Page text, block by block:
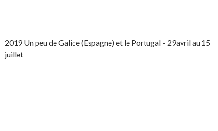
2019 Un peu de Galice (Espagne) et le Portugal – 29avril au 15
juillet